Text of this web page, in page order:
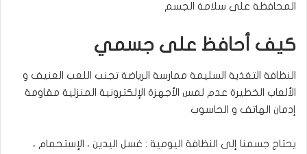
المحافظة على سلامة الجسم
كيف أحافظ على جسمي
النظافة التغذية السليمة ممارسة الرياضة تجنب اللعب العنيف و
الألعاب الخطيرة عدم لمس الأجهزة الإلكترونية المنزلية مقاومة
إدمان الهاتف و الحاسوب
يحتاج جسمنا إلى النظافة اليومية : غسل اليدين ، الإستحمام ،